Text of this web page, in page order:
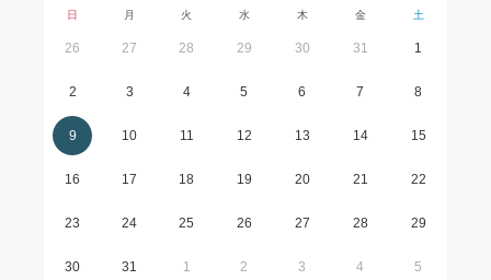
日 月 火 水 木 金 土
26 27 28 29 30 31 1
2 3 4 5 6 7 8
9 10 11 12 13 14 15
16 17 18 19 20 21 22
23 24 25 26 27 28 29
30 31 1 2 3 4 5